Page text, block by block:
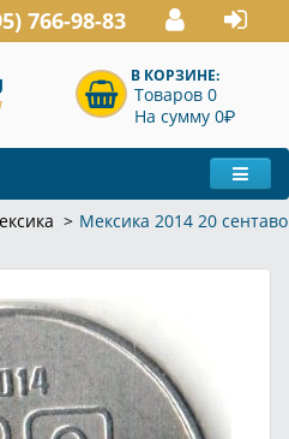
766-98-83
В КОРЗИНЕ:
Товаров 0
На сумму 0P
Мексика 2014 20 сентаво